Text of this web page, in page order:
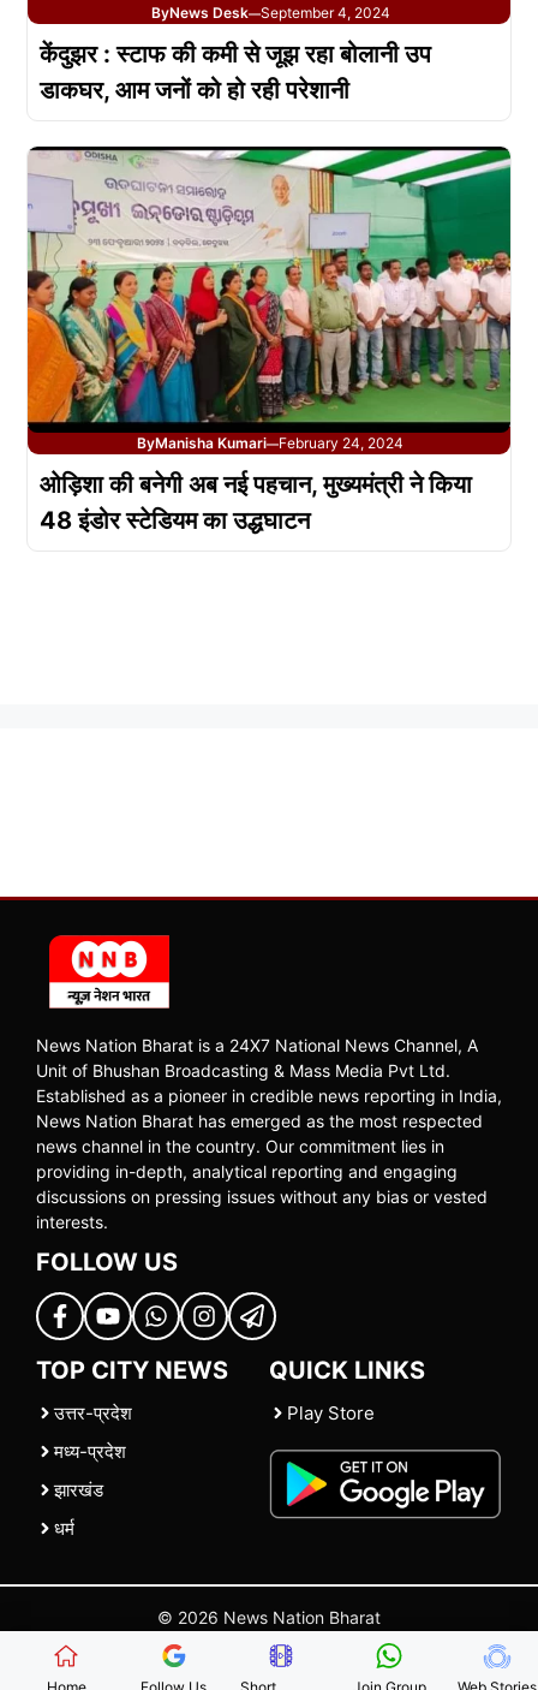
ByNews Desk—September 4, 2024
केंदुझर : स्टाफ की कमी से जूझ रहा बोलानी उप
डाकघर, आम जनों को हो रही परेशानी
ByManisha Kumari—February 24, 2024
ओड़िशा की बनेगी अब नई पहचान, मुख्यमंत्री ने किया
48 इंडोर स्टेडियम का उद्धघाटन
News Nation Bharat is a 24X7 National News Channel, A
Unit of Bhushan Broadcasting & Mass Media Pvt Ltd.
Established as a pioneer in credible news reporting in India,
News Nation Bharat has emerged as the most respected
news channel in the country. Our commitment lies in
providing in-depth, analytical reporting and engaging
discussions on pressing issues without any bias or vested
interests.
FOLLOW US
TOP CITY NEWS
उत्तर-प्रदेश
मध्य-प्रदेश
झारखंड
धर्म
QUICK LINKS
Play Store
© 2026 News Nation Bharat
| |Contact Us |Policies Terms and Conditions